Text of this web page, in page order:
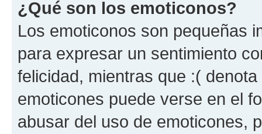
¿Qué son los emoticonos?
Los emoticonos son pequeñas
para expresar un sentimiento
felicidad, mientras que :(
emoticones puede verse en el
abusar del uso de emoticones,